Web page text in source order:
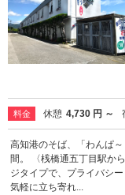
料金 休憩 4,730 円 ～
高知港のそば、「わんぱ
間。 〈桟橋通五丁目駅か
ジタイプで、プライバシ
気軽に立ち寄れ...